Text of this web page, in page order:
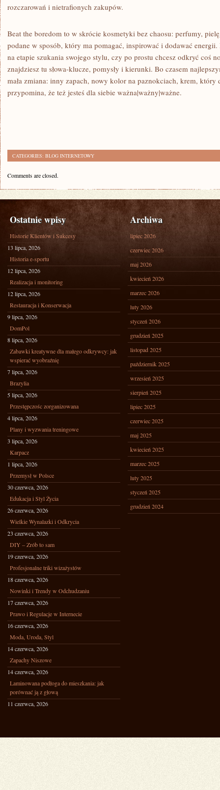
rozczarowań i nietrafionych zakupów.
Beat the boredom to w skrócie kosmetyki bez chaosu: perfumy,
podane w sposób, który ma pomagać, inspirować i dodawać
na etapie szukania swojego stylu, czy po prostu chcesz odkryć coś
znajdziesz tu słowa-klucze, pomysły i kierunki. Bo czasem
mała zmiana: inny zapach, nowy kolor na paznokciach, krem,
przypomina, że też jesteś dla siebie ważna|ważny|ważne.
CATEGORIES: BLOG INTERNETOWY
Comments are closed.
Ostatnie wpisy
Historie Klientów i Sukcesy
13 lipca, 2026
Historia e-sportu
12 lipca, 2026
Realizacja i monitoring
12 lipca, 2026
Restauracja i Konserwacja
9 lipca, 2026
DomPol
8 lipca, 2026
Zabawki kreatywne dla małego odkrywcy: jak
wspierać wyobraźnię
7 lipca, 2026
Brazylia
5 lipca, 2026
Przestępczośc zorganizowana
4 lipca, 2026
Plany i wyzwania treningowe
3 lipca, 2026
Karpacz
1 lipca, 2026
Przemysł w Polsce
30 czerwca, 2026
Edukacja i Styl Życia
26 czerwca, 2026
Wielkie Wynalazki i Odkrycia
23 czerwca, 2026
DIY – Zrób to sam
19 czerwca, 2026
Profesjonalne triki wizażystów
18 czerwca, 2026
Nowinki i Trendy w Odchudzaniu
17 czerwca, 2026
Prawo i Regulacje w Internecie
16 czerwca, 2026
Moda, Uroda, Styl
14 czerwca, 2026
Zapachy Niszowe
14 czerwca, 2026
Laminowana podłoga do mieszkania: jak
porównać ją z głową
11 czerwca, 2026
Archiwa
lipiec 2026
czerwiec 2026
maj 2026
kwiecień 2026
marzec 2026
luty 2026
styczeń 2026
grudzień 2025
listopad 2025
październik 2025
wrzesień 2025
sierpień 2025
lipiec 2025
czerwiec 2025
maj 2025
kwiecień 2025
marzec 2025
luty 2025
styczeń 2025
grudzień 2024